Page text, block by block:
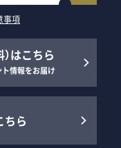
事項
はこちら
ト情報をお届け
ちら